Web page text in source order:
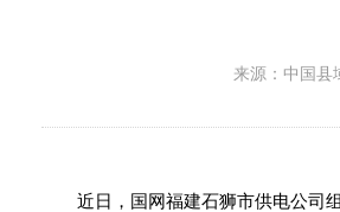
来源：中国县
近日，国网福建石狮市供电公司